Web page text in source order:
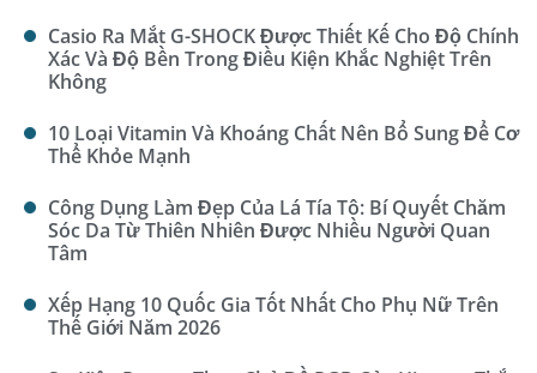
Casio Ra Mắt G-SHOCK Được Thiết Kế Cho Độ Chính
Xác Và Độ Bền Trong Điều Kiện Khắc Nghiệt Trên
Không
10 Loại Vitamin Và Khoáng Chất Nên Bổ Sung Để Cơ
Thể Khỏe Mạnh
Công Dụng Làm Đẹp Của Lá Tía Tô: Bí Quyết Chăm
Sóc Da Từ Thiên Nhiên Được Nhiều Người Quan
Tâm
Xếp Hạng 10 Quốc Gia Tốt Nhất Cho Phụ Nữ Trên
Thế Giới Năm 2026